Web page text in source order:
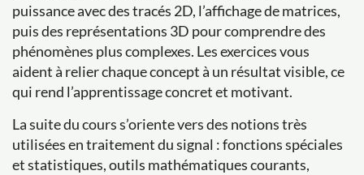
puissance avec des tracés 2D, l’affichage de matrices,
puis des représentations 3D pour comprendre des
phénomènes plus complexes. Les exercices vous
aident à relier chaque concept à un résultat visible, ce
qui rend l’apprentissage concret et motivant.
La suite du cours s’oriente vers des notions très
utilisées en traitement du signal : fonctions spéciales
et statistiques, outils mathématiques courants,